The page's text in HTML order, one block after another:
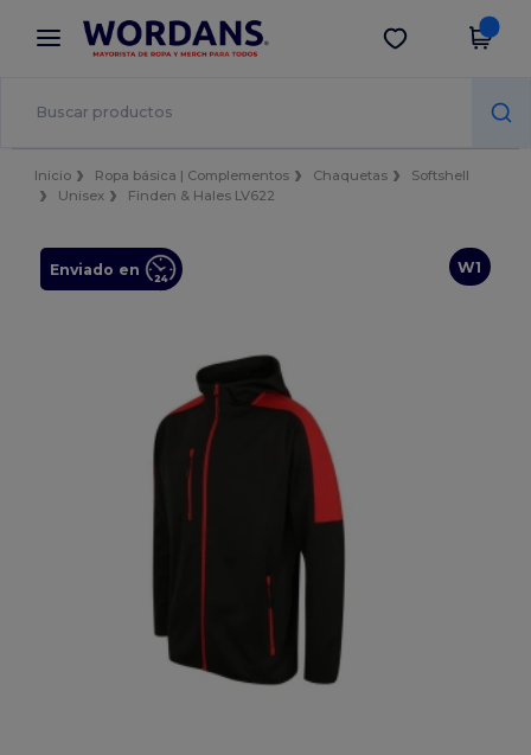
× App de Wordans
¡Mejores precios en app!
Descargar app
Inicio Ropa básica | Complementos Chaquetas
Softshell
Unisex
Finden & Hales LV622
W1
Enviado en